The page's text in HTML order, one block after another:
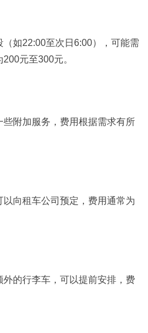
如22:00至次日6:00），可能需
元至300元。
附加服务，费用根据需求有所
向租车公司预定，费用通常为
的行李车，可以提前安排，费